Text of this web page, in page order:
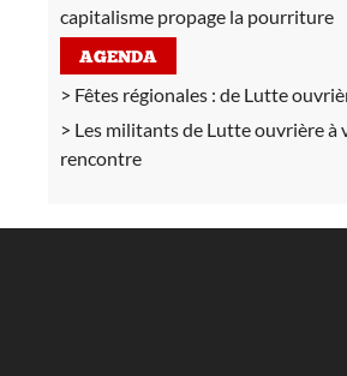
capitalisme propage la pourriture
AGENDA
Fêtes régionales : de Lutte
Les militants de Lutte ouvrière à
rencontre